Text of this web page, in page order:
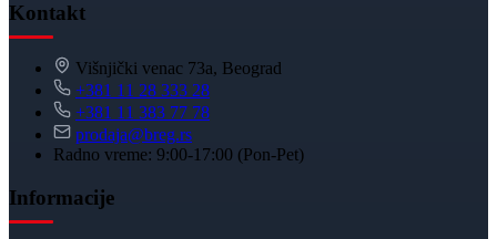
Kontakt
Višnjički venac 73a, Beograd
+381 11 28 333 28
+381 11 383 77 78
prodaja@breg.rs
Radno vreme: 9:00-17:00 (Pon-Pet)
Informacije